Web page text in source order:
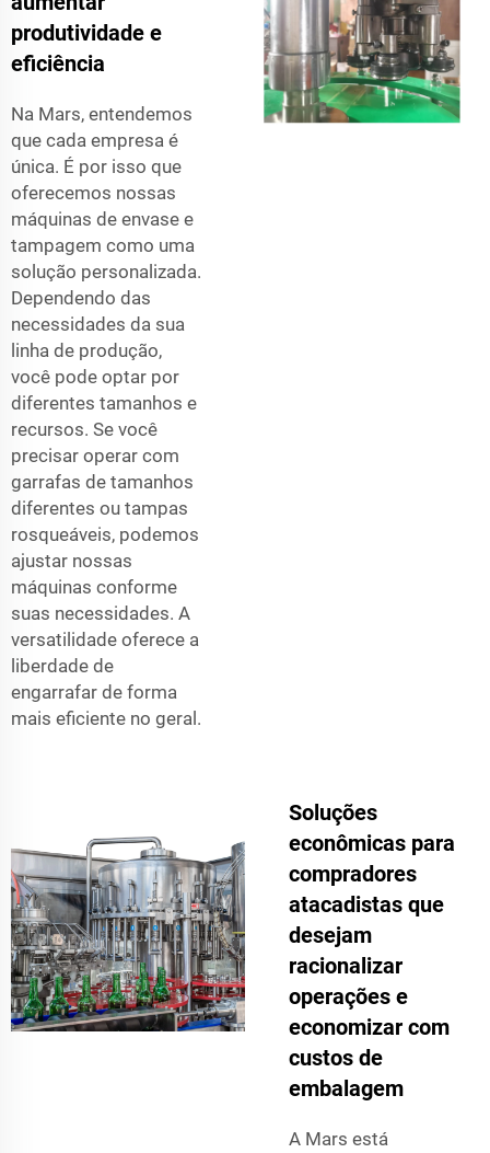
produtividade e
eficiência
Na Mars, entendemos
que cada empresa é
única. É por isso que
oferecemos nossas
máquinas de envase e
tampagem como uma
solução personalizada.
Dependendo das
necessidades da sua
linha de produção,
você pode optar por
diferentes tamanhos e
recursos. Se você
precisar operar com
garrafas de tamanhos
diferentes ou tampas
rosqueáveis, podemos
ajustar nossas
máquinas conforme
suas necessidades. A
versatilidade oferece a
liberdade de
engarrafar de forma
mais eficiente no geral.
Soluções
econômicas para
compradores
atacadistas que
desejam
racionalizar
operações e
economizar com
custos de
embalagem
A Mars está